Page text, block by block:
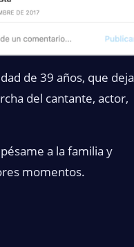
de 39 años, que deja
del cantante, actor,
a la familia y
momentos.